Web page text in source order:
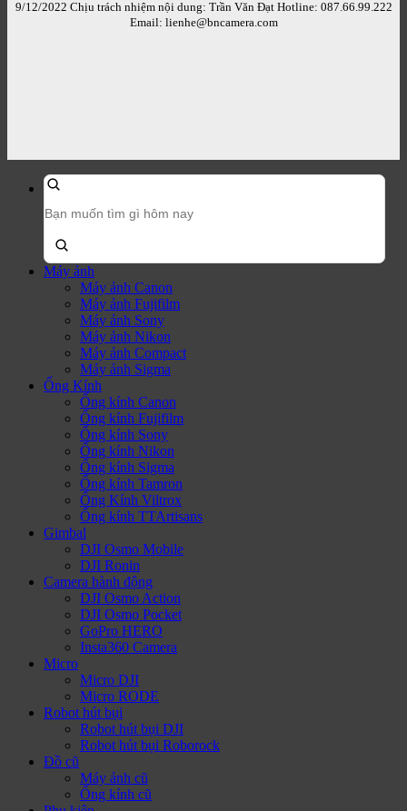
9/12/2022 Chịu trách nhiệm nội dung: Trần Văn Đạt Hotline: 087.66.99.222
Email: lienhe@bncamera.com
kiếm
sản
phẩm:
Máy ảnh
Máy ảnh Canon
Máy ảnh Fujifilm
Máy ảnh Sony
Máy ảnh Nikon
Máy ảnh Compact
Máy ảnh Sigma
Ống Kính
Ống kính Canon
Ống kính Fujifilm
Ống kính Sony
Ống kính Nikon
Ống kính Sigma
Ống kính Tamron
Ống Kính Viltrox
Ống kính TTArtisans
Gimbal
DJI Osmo Mobile
DJI Ronin
Camera hành động
DJI Osmo Action
DJI Osmo Pocket
GoPro HERO
Insta360 Camera
Micro
Micro DJI
Micro RODE
Robot hút bụi
Robot hút bụi DJI
Robot hút bụi Roborock
Đồ cũ
Máy ảnh cũ
Ống kính cũ